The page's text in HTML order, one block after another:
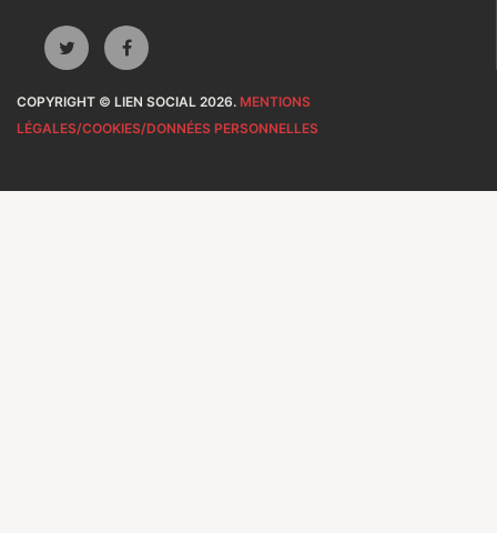
COPYRIGHT © LIEN SOCIAL 2026. MENTIONS
LÉGALES/COOKIES/DONNÉES PERSONNELLES